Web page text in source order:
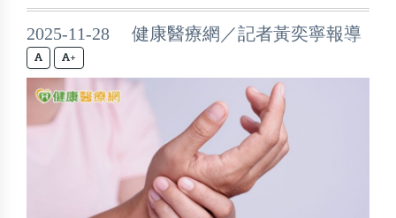
2025-11-28 健康醫療網／記者黃奕寧報導
+